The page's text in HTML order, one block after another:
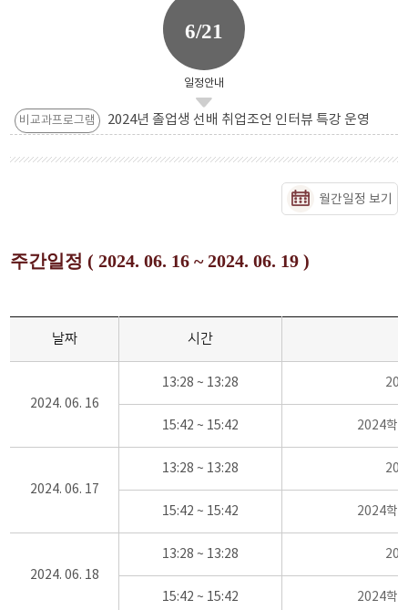
6/21
일정안내
비교과프로그램 2024년 졸업생 선배 취업조언 인터뷰 특강 운영
월간일정 보기
주간일정 ( 2024. 06. 16 ~ 2024. 06. 19 )
날짜 시간
2024. 06. 16
13:28 ~ 13:28
15:42 ~ 15:42 2024학
2024. 06. 17
13:28 ~ 13:28
15:42 ~ 15:42 2024학
2024. 06. 18
13:28 ~ 13:28
15:42 ~ 15:42 2024학